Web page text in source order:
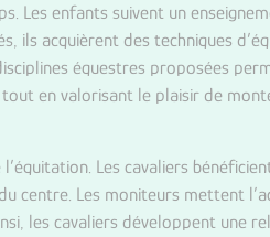
Les enfants suivent un
ils acquièrent des techniques
équestres proposées
en valorisant le plaisir de
Les cavaliers
Les moniteurs mettent
les cavaliers développent une